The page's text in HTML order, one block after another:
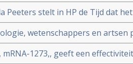
blijkt uit Nederlandse studie
Peeters stelt in HP de Tijd dat
dat met ervaringen met het
wetenschappers en artsen
19. Er is steeds meer bewijs
mRNA-1273,, geeft een